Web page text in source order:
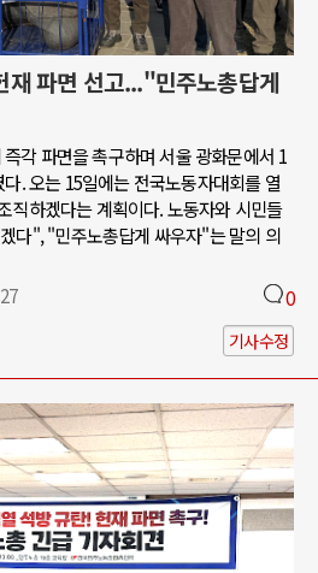
재 파면 선고..."민주노총답게
각 파면을 촉구하며 서울 광화문에서 1
. 오는 15일에는 전국노동자대회를 열
직하겠다는 계획이다. 노동자와 시민들
다", "민주노총답게 싸우자"는 말의 의
0
기사수정